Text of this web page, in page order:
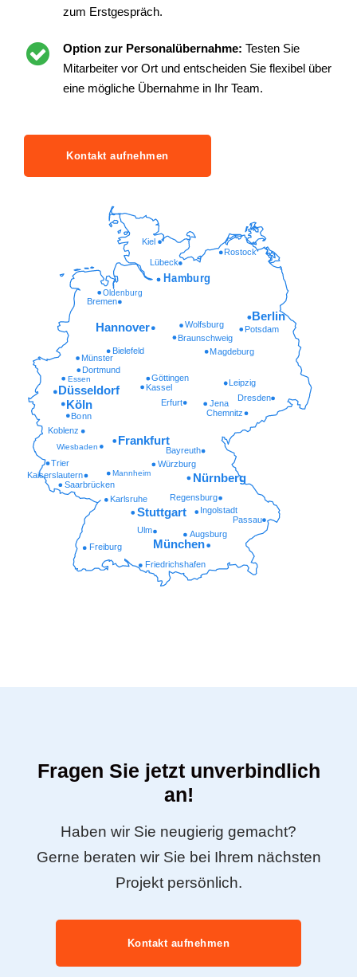
zum Erstgespräch.
Option zur Personalübernahme: Testen Sie
Mitarbeiter vor Ort und entscheiden Sie flexibel über
eine mögliche Übernahme in Ihr Team.
Kontakt aufnehmen
Friedrichshafen
Freiburg
Augsburg
Ulm
Passau
Ingolstadt
Regensburg
Karlsruhe
Saarbrücken
Kaiserslautern Mannheim
Würzburg
Trier
Wiesbaden Bayreuth
Koblenz
Chemnitz
Bonn
Erfurt Jena
Dresden
Kassel
Göttingen
Essen
Dortmund
Münster
Magdeburg
Bielefeld
Braunschweig
Potsdam
Wolfsburg
Oldenburg
Lübeck
Rostock
Kiel
München
Stuttgart
Nürnberg
Frankfurt
Köln
Düsseldorf
Leipzig
Hannover
Berlin
Bremen
Hamburg
Fragen Sie jetzt unverbindlich
an!
Haben wir Sie neugierig gemacht?
Gerne beraten wir Sie bei Ihrem nächsten
Projekt persönlich.
Kontakt aufnehmen